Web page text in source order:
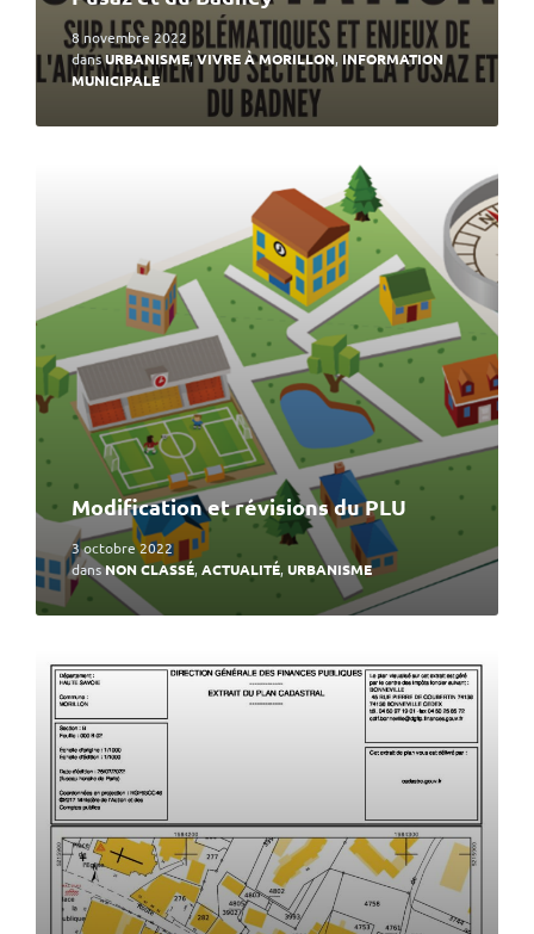
8 novembre 2022
dansURBANISME,VIVRE À MORILLON, INFORMATION
MUNICIPALE
Modification et révisions du PLU
3 octobre 2022
dansNON CLASSÉ, ACTUALITÉ, URBANISME
En
plus